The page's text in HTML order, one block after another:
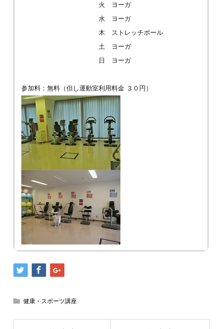
火 ヨーガ
水 ヨーガ
木 ストレッチポール
土 ヨーガ
日 ヨーガ
参加料：無料（但し運動室利用料金 ３０円）
健康・スポーツ講座